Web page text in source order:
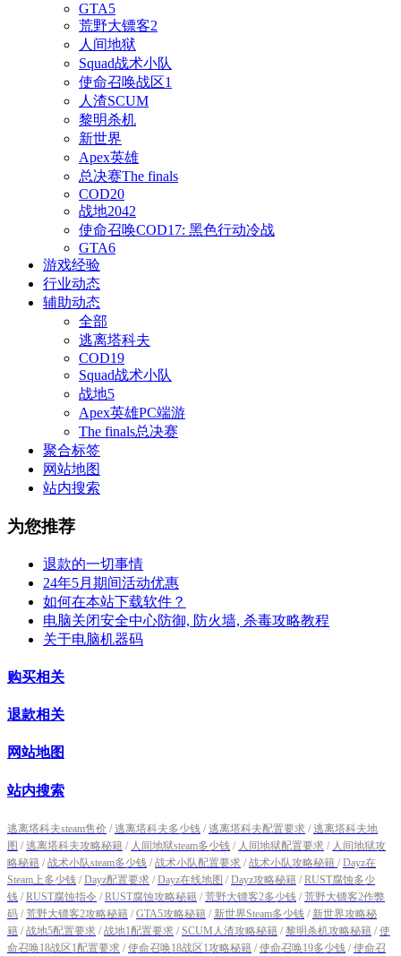
GTA5
荒野大镖客2
人间地狱
Squad战术小队
使命召唤战区1
人渣SCUM
黎明杀机
新世界
Apex英雄
总决赛The finals
COD20
战地2042
使命召唤COD17: 黑色行动冷战
GTA6
游戏经验
行业动态
辅助动态
全部
逃离塔科夫
COD19
Squad战术小队
战地5
Apex英雄PC端游
The finals总决赛
聚合标签
网站地图
站内搜索
为您推荐
退款的一切事情
24年5月期间活动优惠
如何在本站下载软件？
电脑关闭安全中心防御, 防火墙, 杀毒攻略教程
关于电脑机器码
购买相关
退款相关
网站地图
站内搜索
逃离塔科夫steam售价 / 逃离塔科夫多少钱 / 逃离塔科夫配置要求 / 逃离塔科夫地
图 / 逃离塔科夫攻略秘籍 / 人间地狱steam多少钱 / 人间地狱配置要求 / 人间地狱攻
略秘籍 / 战术小队steam多少钱 / 战术小队配置要求 / 战术小队攻略秘籍 / Dayz在
Steam上多少钱 / Dayz配置要求 / Dayz在线地图 / Dayz攻略秘籍 / RUST腐蚀多少
钱 / RUST腐蚀指令 / RUST腐蚀攻略秘籍 / 荒野大镖客2多少钱 / 荒野大镖客2作弊
码 / 荒野大镖客2攻略秘籍 / GTA5攻略秘籍 / 新世界Steam多少钱 / 新世界攻略秘
籍 / 战地5配置要求 / 战地1配置要求 / SCUM人渣攻略秘籍 / 黎明杀机攻略秘籍 / 使
命召唤18战区1配置要求 / 使命召唤18战区1攻略秘籍 / 使命召唤19多少钱 / 使命召